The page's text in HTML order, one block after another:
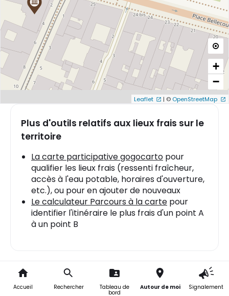
Accueil Rechercher Tableau de
bord
Autour de moi Signalement
Fondation Bullukian

+
−
Leaflet | © OpenStreetMap
Plus d'outils relatifs aux lieux frais sur le
territoire
La carte participative gogocarto pour
qualifier les lieux frais (ressenti fraîcheur,
accès à l'eau potable, horaires d'ouverture,
etc.), ou pour en ajouter de nouveaux
Le calculateur Parcours à la carte pour
identifier l'itinéraire le plus frais d'un point A
à un point B